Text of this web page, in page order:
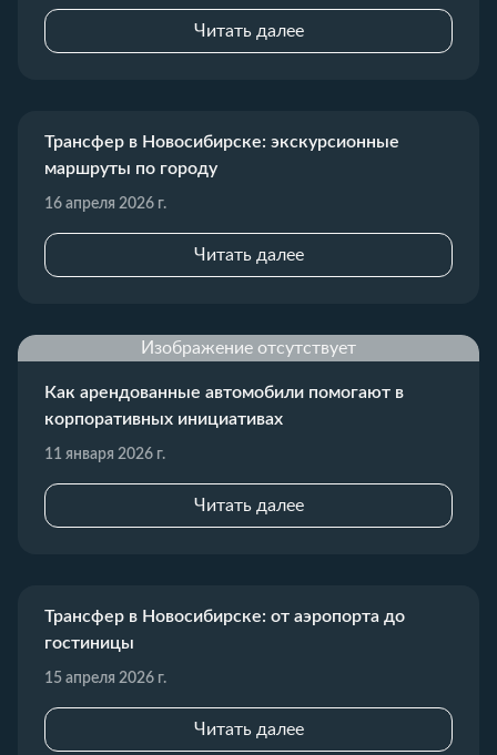
Читать далее
Трансфер в Новосибирске: экскурсионные
маршруты по городу
16 апреля 2026 г.
Читать далее
Изображение отсутствует
Как арендованные автомобили помогают в
корпоративных инициативах
11 января 2026 г.
Читать далее
Трансфер в Новосибирске: от аэропорта до
гостиницы
15 апреля 2026 г.
Читать далее